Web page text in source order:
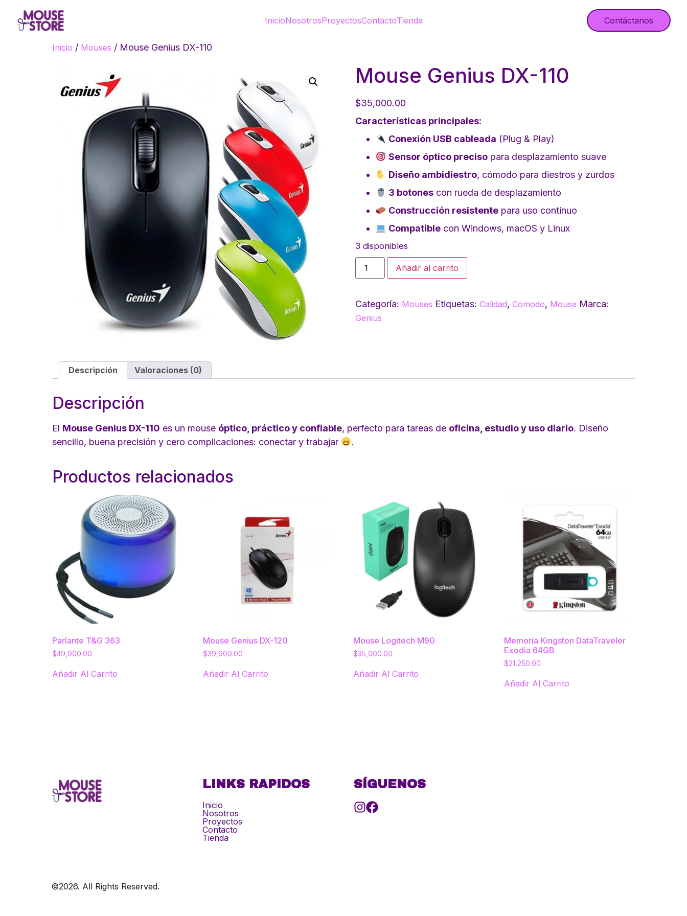
InicioNosotrosProyectosContactoTienda Contáctanos
Inicio / Mouses / Mouse Genius DX-110
Mouse Genius DX-110
$35,000.00
Características principales:
Conexión USB cableada (Plug & Play)
Sensor óptico preciso para desplazamiento suave
Diseño ambidiestro, cómodo para diestros y zurdos
3 botones con rueda de desplazamiento
Construcción resistente para uso continuo
Compatible con Windows, macOS y Linux
3 disponibles
Añadir al carrito
Categoría: Mouses Etiquetas: Calidad, Comodo, Mouse Marca:
Genius
Descripción Valoraciones (0)
Descripción
El Mouse Genius DX-110 es un mouse óptico, práctico y confiable, perfecto para tareas de oficina, estudio y uso diario. Diseño
sencillo, buena precisión y cero complicaciones: conectar y trabajar
.
Productos relacionados
Parlante T&G 363
$49,900.00
Añadir Al Carrito
Mouse Genius DX-120
$39,900.00
Añadir Al Carrito
Mouse Logitech M90
$35,000.00
Añadir Al Carrito
Memoria Kingston DataTraveler
Exodia 64GB
$21,250.00
Añadir Al Carrito
LINKS RAPIDOS
Inicio
Nosotros
Proyectos
Contacto
Tienda
SÍGUENOS
©2026. All Rights Reserved.